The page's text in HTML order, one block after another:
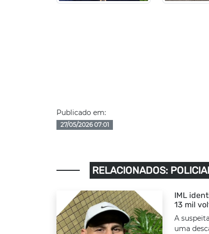
Publicado em:
27/05/2026 07:01
RELACIONADOS:
IML
13 mil
A
uma